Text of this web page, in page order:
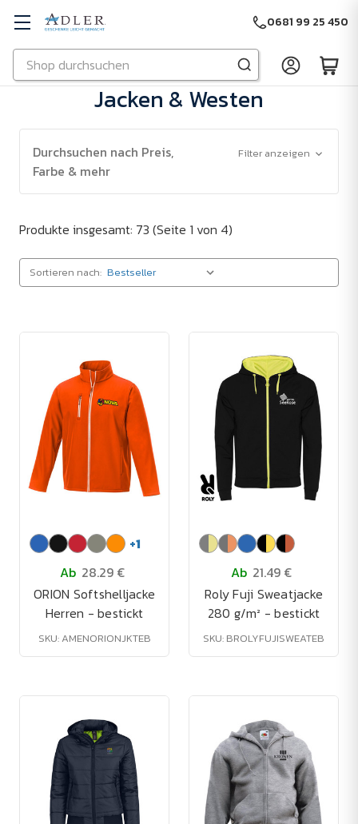
Zu Hauptinhalt springen
Suchen
0681 99 25 450
Jacken & Westen
Durchsuchen nach Preis,
Farbe & mehr
Filter anzeigen
Produkte insgesamt: 73 (Seite 1 von 4)
Sortieren nach:
+1
Ab 28.29 €
ORION Softshelljacke
Herren - bestickt
SKU: AMENORIONJKTEB
Ab 21.49 €
Roly Fuji Sweatjacke
280 g/m² - bestickt
SKU: BROLYFUJISWEATEB